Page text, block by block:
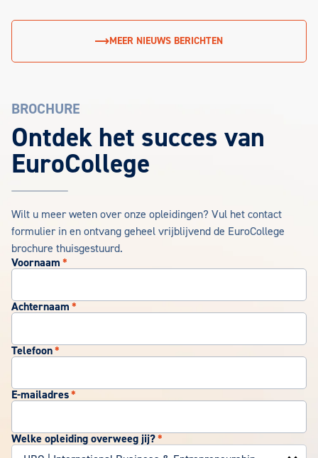
MEER NIEUWS BERICHTEN
EuroCollege Brochure aanvragen
BROCHURE
Ontdek het succes van
EuroCollege
Wilt u meer weten over onze opleidingen? Vul het contact
formulier in en ontvang geheel vrijblijvend de EuroCollege
brochure thuisgestuurd.
Voornaam *
Achternaam *
Telefoon*
E-mailadres*
Welke opleiding overweeg jij?*